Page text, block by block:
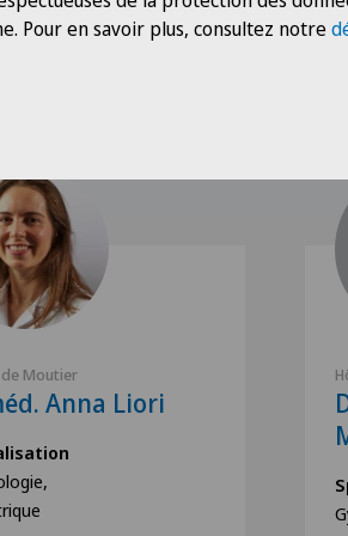
intervenants
Moutier
Anna Liori
Pour en savoir plus, consultez notre